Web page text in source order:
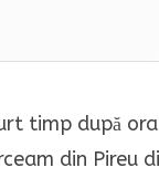
timp după
din Pireu